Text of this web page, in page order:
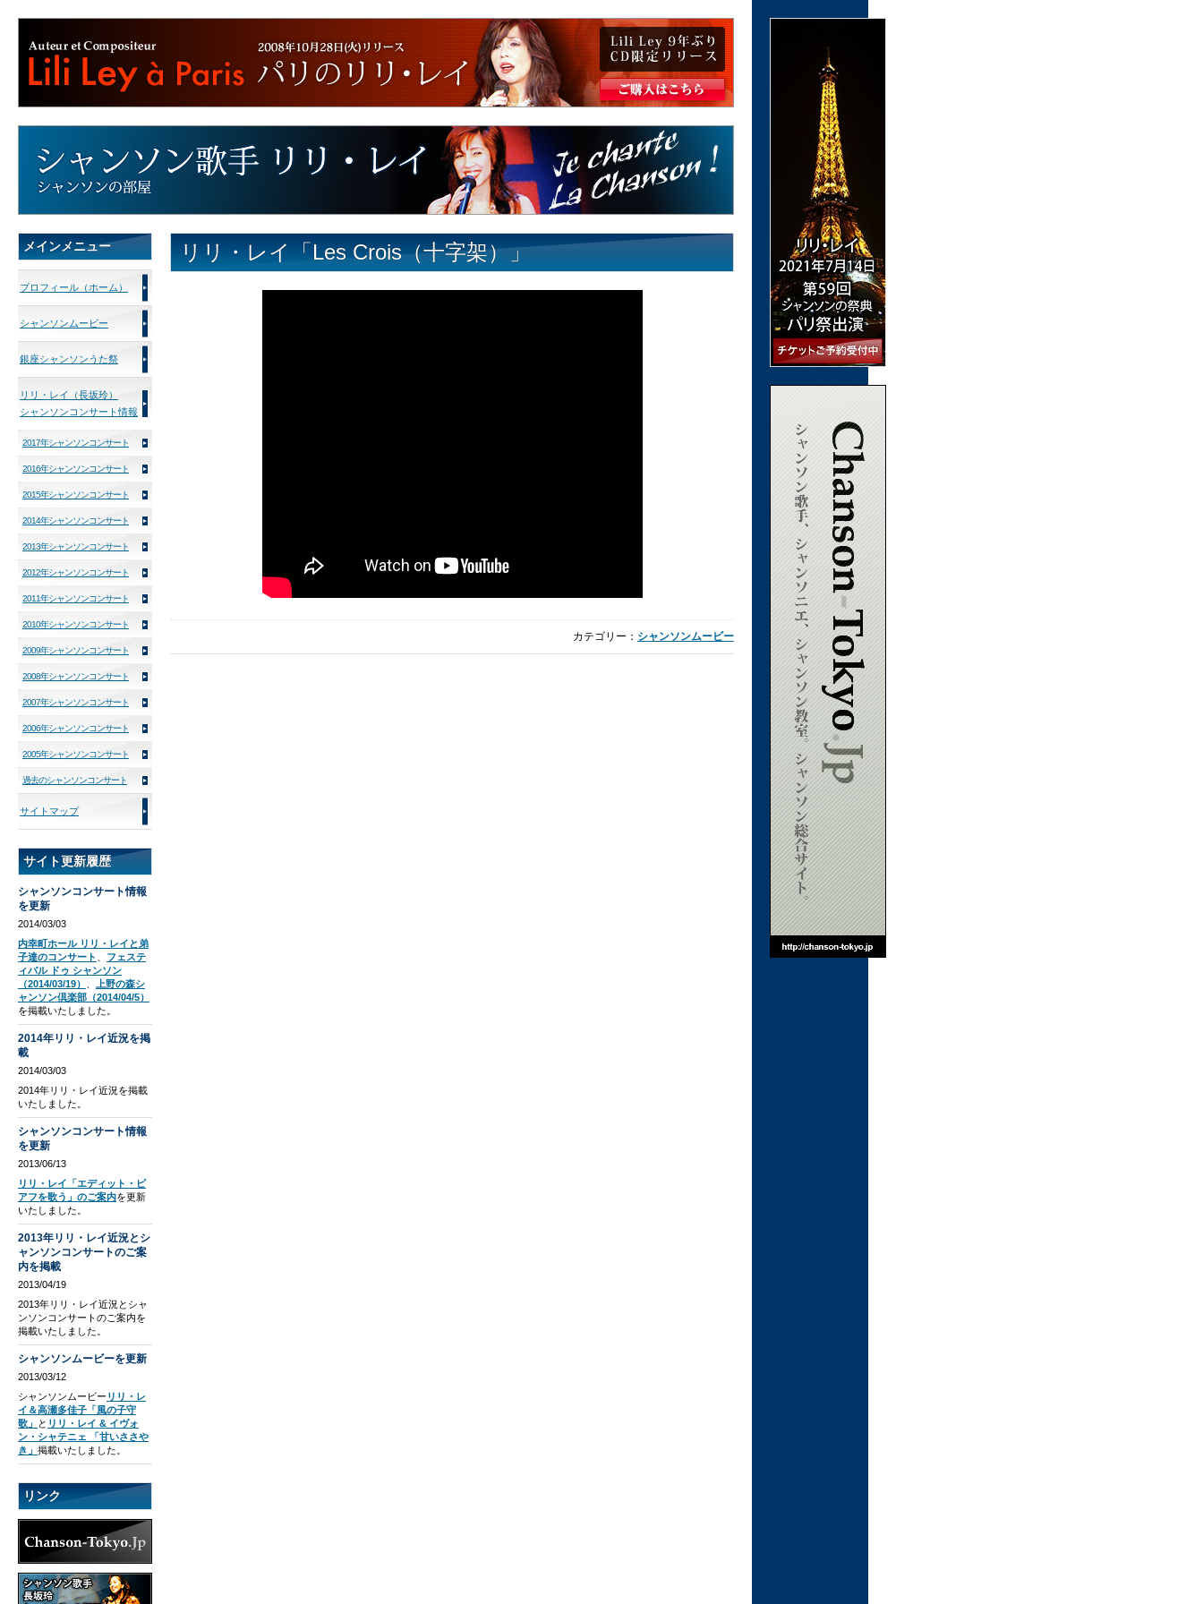
リリ・レイ「Les Crois（十字架）」
カテゴリー： シャンソンムービー
メインメニュー
プロフィール（ホーム）
シャンソンムービー
銀座シャンソンうた祭
リリ・レイ（長坂玲）
シャンソンコンサート情報
2017年シャンソンコンサート
2016年シャンソンコンサート
2015年シャンソンコンサート
2014年シャンソンコンサート
2013年シャンソンコンサート
2012年シャンソンコンサート
2011年シャンソンコンサート
2010年シャンソンコンサート
2009年シャンソンコンサート
2008年シャンソンコンサート
2007年シャンソンコンサート
2006年シャンソンコンサート
2005年シャンソンコンサート
過去のシャンソンコンサート
サイトマップ
サイト更新履歴
シャンソンコンサート情報
を更新
2014/03/03
内幸町ホール リリ・レイと弟
子達のコンサート
フェステ
ィバル ドゥ シャンソン
（2014/03/19）
上野の森シ
ャンソン倶楽部（2014/04/5）
を掲載いたしました。
2014年リリ・レイ近況を掲
載
2014/03/03
2014年リリ・レイ近況を掲載
いたしました。
シャンソンコンサート情報
を更新
2013/06/13
リリ・レイ「エディット・ピ
アフを歌う」のご案内を更新
いたしました。
2013年リリ・レイ近況とシ
ャンソンコンサートのご案
内を掲載
2013/04/19
2013年リリ・レイ近況とシャ
ンソンコンサートのご案内を
掲載いたしました。
シャンソンムービーを更新
2013/03/12
シャンソンムービー リリ・レ
イ＆高瀬多佳子「風の子守
歌」
と リリ・レイ & イヴォ
ン・シャテニェ 「甘いささや
き」 掲載いたしました。
リンク